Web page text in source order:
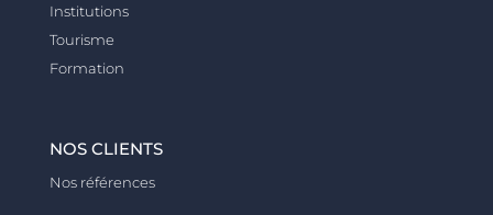
Institutions
Tourisme
Formation
NOS CLIENTS
Nos références